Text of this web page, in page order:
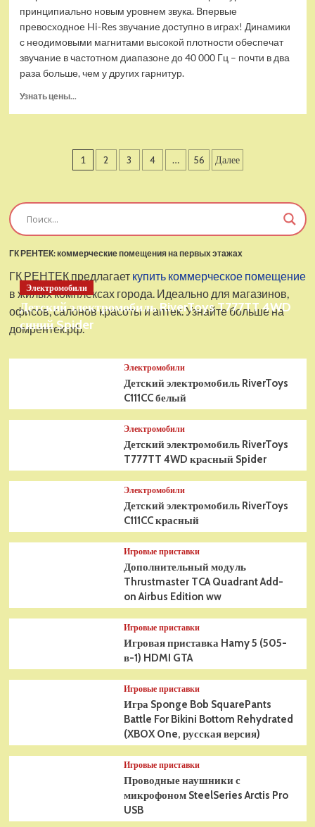
принципиально новым уровнем звука. Впервые
превосходное Hi-Res звучание доступно в играх! Динамики
с неодимовыми магнитами высокой плотности обеспечат
звучание в частотном диапазоне до 40 000 Гц – почти в два
раза больше, чем у других гарнитур.
Узнать цены...
наушники
Arctis
Пагинация
1 2 3 4 … 56 Далее
ГК РЕНТЕК: коммерческие помещения на первых этажах
ГК РЕНТЕК предлагает купить коммерческое помещение
в жилых комплексах города. Идеально для магазинов,
офисов, салонов красоты и аптек. Узнайте больше на
домрентек.рф.
Электромобили
Детский электромобиль RiverToys T777TT 4WD
синий Spider
Электромобили
Детский электромобиль RiverToys
C111CC белый
Электромобили
Детский электромобиль RiverToys
T777TT 4WD красный Spider
Электромобили
Детский электромобиль RiverToys
C111CC красный
Игровые приставки
Дополнительный модуль
Thrustmaster TCA Quadrant Add-
on Airbus Edition ww
Игровые приставки
Игровая приставка Hamy 5 (505-
в-1) HDMI GTA
Игровые приставки
Игра Sponge Bob SquarePants
Battle For Bikini Bottom Rehydrated
(XBOX One, русская версия)
Игровые приставки
Проводные наушники с
микрофоном SteelSeries Arctis Pro
USB